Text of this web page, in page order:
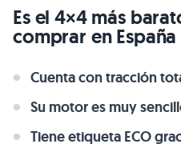
Es el 4×4 más
comprar en España
Cuenta con tracción
Su motor es muy
Tiene etiqueta ECO